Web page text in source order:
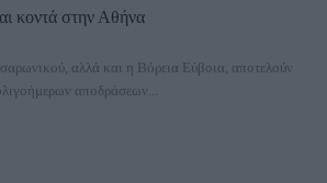
κοντά στην Αθήνα
αλλά και η Βόρεια Εύβοια, αποτελούν
αποδράσεων...